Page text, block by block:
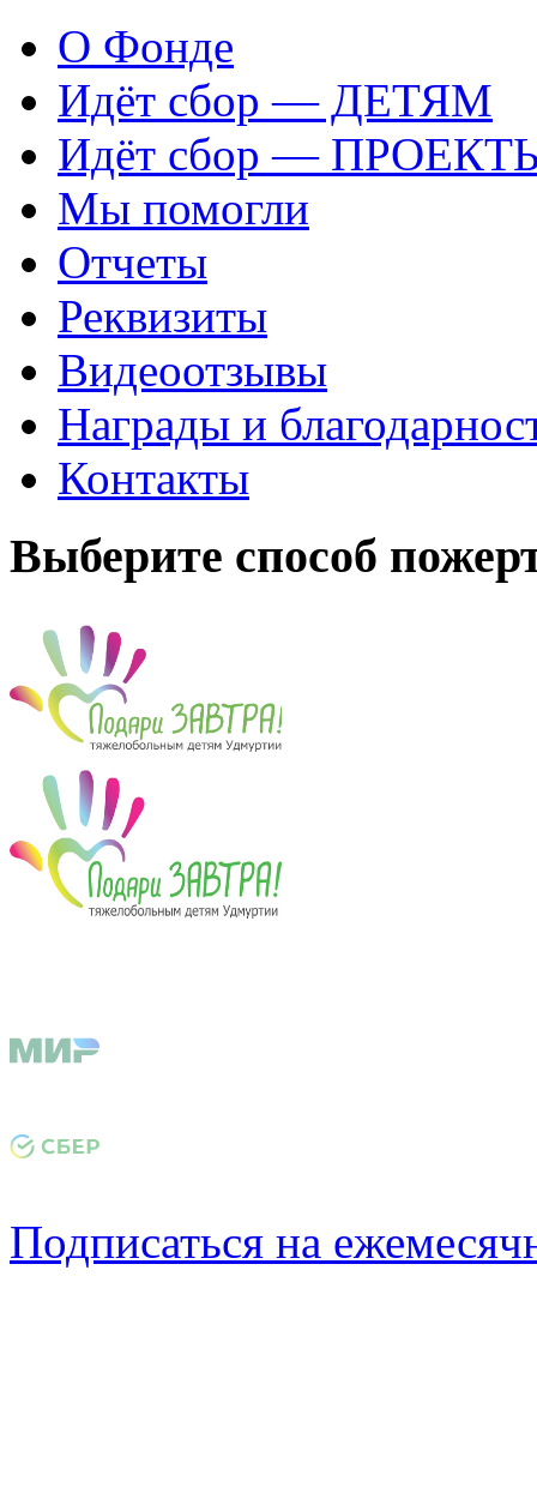
О Фонде
Идёт сбор — ДЕТЯМ
Идёт сбор —
Мы помогли
Отчеты
Реквизиты
Видеоотзывы
Награды и
Контакты
Выберите способ
Подписаться на